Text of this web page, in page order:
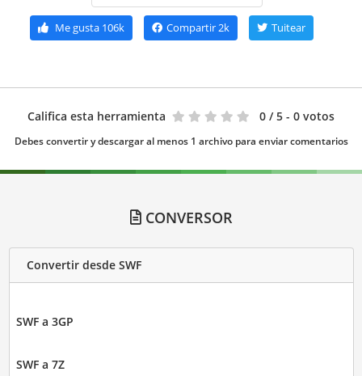
Me gusta106k Compartir2k Tuitear
Califica esta herramienta 0 / 5 - 0 votos
Debes convertir y descargar al menos 1 archivo para enviar comentarios
CONVERSOR
Convertir desde SWF
SWF a 3GP
SWF a 7Z